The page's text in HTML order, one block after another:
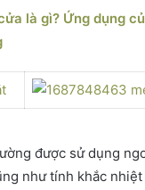
là gì? Ứng dụng
được sử dụng
như tính khắc